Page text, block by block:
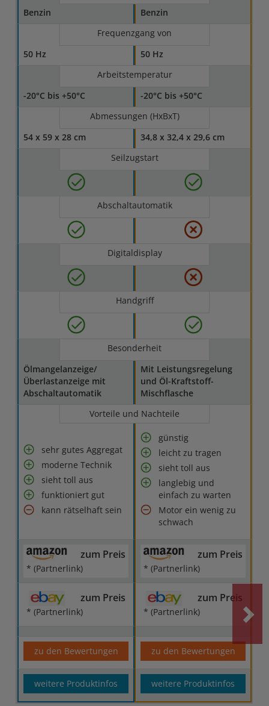
Benzin
Benzin
Frequenzgang von
50 Hz
50 Hz
Arbeitstemperatur
-20°C bis +50°C
-20°C bis +50°C
Abmessungen (HxBxT)
54 x 59 x 28 cm
34,8 x 32,4 x 29,6 cm
Seilzugstart
Abschaltautomatik
Digitaldisplay
Handgriff
Besonderheit
Ölmangelanzeige/
Überlastanzeige mit
Abschaltautomatik
Mit Leistungsregelung
und Öl-Kraftstoff-
Mischflasche
Vorteile und Nachteile
sehr gutes Aggregat
moderne Technik
sieht toll aus
funktioniert gut
kann rätselhaft sein
günstig
leicht zu tragen
sieht toll aus
langlebig und
einfach zu warten
Motor ein wenig zu
schwach
zum Preis
* (Partnerlink)
zum Preis
* (Partnerlink)
zum Preis
* (Partnerlink)
zum Preis
* (Partnerlink)
zu den Bewertungen zu den Bewertungen
weitere Produktinfos weitere Produktinfos